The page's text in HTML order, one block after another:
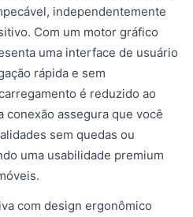
independentemente
Com um motor gráfico
uma interface de usuário
rápida e sem
é reduzido ao
conexão assegura que você
sem quedas ou
uma usabilidade premium
com design ergonômico